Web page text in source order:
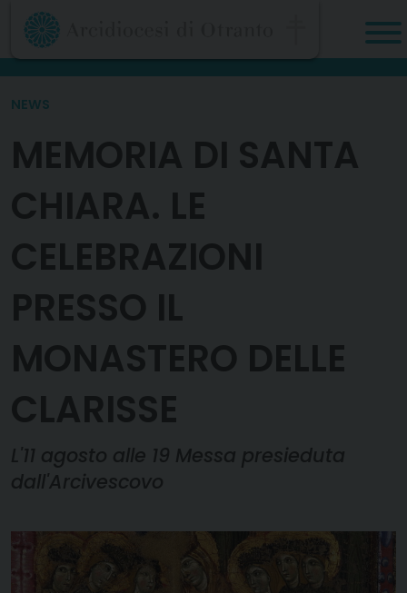
Skip
content
NEWS
MEMORIA DI SANTA
CHIARA. LE
CELEBRAZIONI
PRESSO IL
MONASTERO DELLE
CLARISSE
L'11 agosto alle 19 Messa presieduta
dall'Arcivescovo